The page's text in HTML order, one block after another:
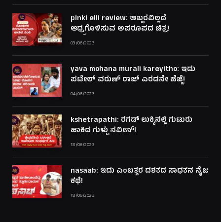
pinki elli review: ಅಬ್ಬರವಿಲ್ಲದೆ
ಆದ್ರ್ರಗೊಳಿಸುವ ಅಪರೂಪದ ಚಿತ್ರ!
03/06/2023
yava mohana murali kareyitho: ಇದು
ಪಟೇಲ್ ವರುಣ್ ರಾಜ್ ಎರಡನೇ ಹೆಜ್ಜೆ!
04/06/2023
kshetrapathi: ರಗಡ್ ಲುಕ್ಕಿನಲ್ಲಿ ಗುಟುರು
ಹಾಕಿದ ಗುಳ್ಟು ನವೀನ್!
18/06/2023
nasaab: ಇದು ಎಂಬತ್ತರ ದಶಕದ ಸಾಧಕನ ನೈಜ
ಕಥೆ!
18/06/2023